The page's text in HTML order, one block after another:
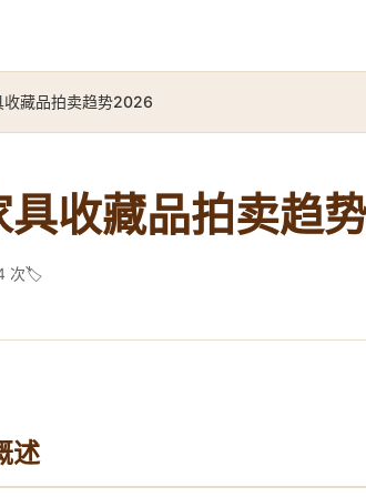
收藏品拍卖趋势2026
具收藏品拍卖趋
次🏷️
述